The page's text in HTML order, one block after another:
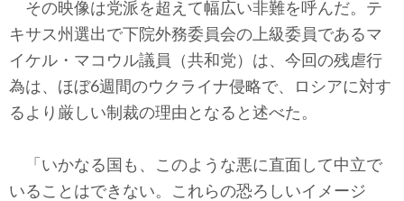
その映像は党派を超えて幅広い非難を呼んだ。テ
キサス州選出で下院外務委員会の上級委員であるマ
イケル・マコウル議員（共和党）は、今回の残虐行
為は、ほぼ6週間のウクライナ侵略で、ロシアに対す
るより厳しい制裁の理由となると述べた。
「いかなる国も、このような悪に直面して中立で
いることはできない。これらの恐ろしいイメージ